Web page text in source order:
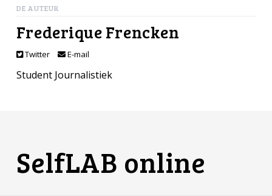
DE AUTEUR
Frederique Frencken
Twitter E-mail
Student Journalistiek
SelfLAB online